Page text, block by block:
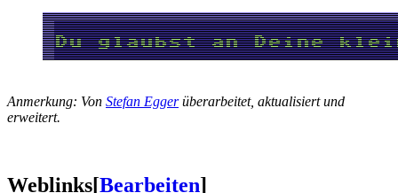
Anmerkung: Von Stefan Eggerüberarbeitet, aktualisiert und
erweitert.
Weblinks[Bearbeiten]